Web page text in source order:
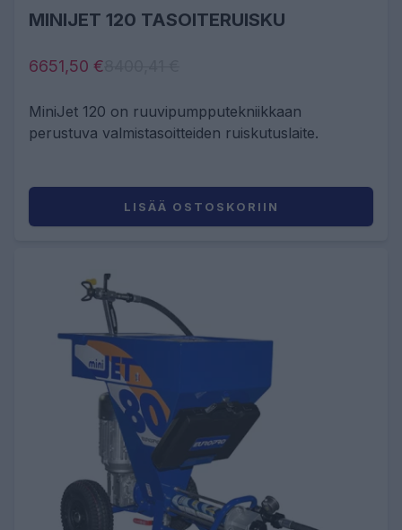
MINIJET 120 TASOITERUISKU
6651,50 €
MiniJet 120 on ruuvipumpputekniikkaan
perustuva valmistasoitteiden ruiskutuslaite.
LISÄÄ OSTOSKORIIN